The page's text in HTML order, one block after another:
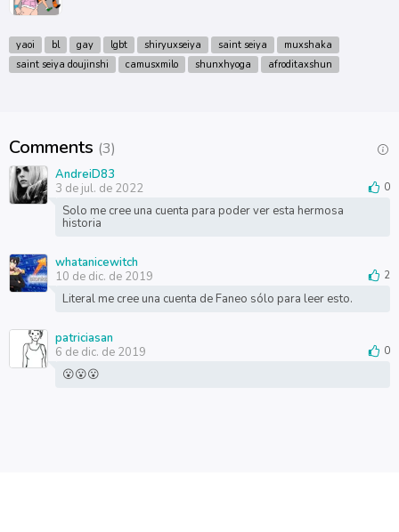
yaoi bl gay lgbt shiryuxseiya saint seiya
muxshaka
saint seiya doujinshi
camusxmilo shunxhyoga afroditaxshun
Comments (3)
AndreiD83
3 de jul. de 2022
0
Solo me cree una cuenta para poder ver esta hermosa
historia
whatanicewitch
10 de dic. de 2019
2
Literal me cree una cuenta de Faneo sólo para leer esto.
patriciasan
6 de dic. de 2019
0
😮😮😮